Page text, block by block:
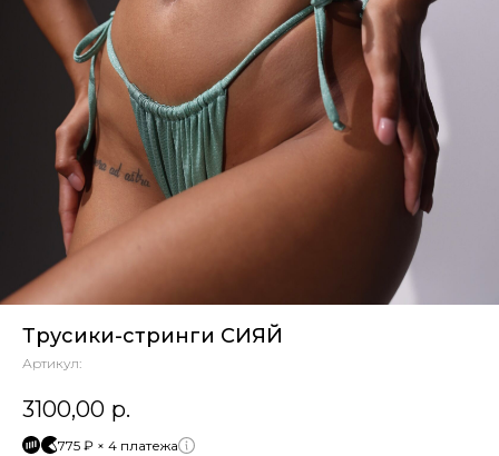
Трусики-стринги СИЯЙ
Артикул:
3100,00 р.
775 ₽ × 4 платежа